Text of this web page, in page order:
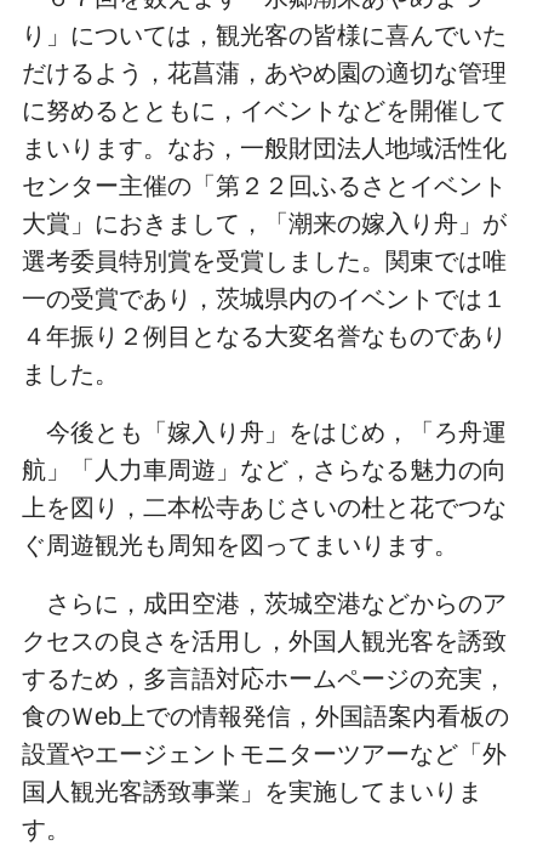
り」については，観光客の皆様に喜んでいた
だけるよう，花菖蒲，あやめ園の適切な管理
に努めるとともに，イベントなどを開催して
まいります。なお，一般財団法人地域活性化
センター主催の「第２２回ふるさとイベント
大賞」におきまして，「潮来の嫁入り舟」が
選考委員特別賞を受賞しました。関東では唯
一の受賞であり，茨城県内のイベントでは１
４年振り２例目となる大変名誉なものであり
ました。
今後とも「嫁入り舟」をはじめ，「ろ舟運
航」「人力車周遊」など，さらなる魅力の向
上を図り，二本松寺あじさいの杜と花でつな
ぐ周遊観光も周知を図ってまいります。
さらに，成田空港，茨城空港などからのア
クセスの良さを活用し，外国人観光客を誘致
するため，多言語対応ホームページの充実，
食のＷeb上での情報発信，外国語案内看板の
設置やエージェントモニターツアーなど「外
国人観光客誘致事業」を実施してまいりま
す。